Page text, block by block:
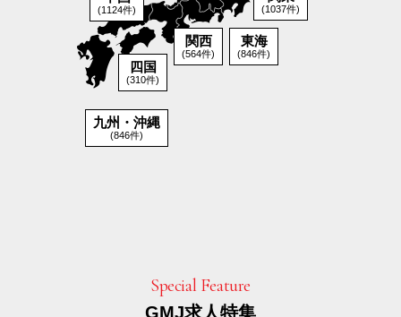
(1037件)
東海
(846件)
関西
(564件)
(1124件)
四国
(310件)
九州・沖縄
(846件)
GMJ求人特集
Special Feature